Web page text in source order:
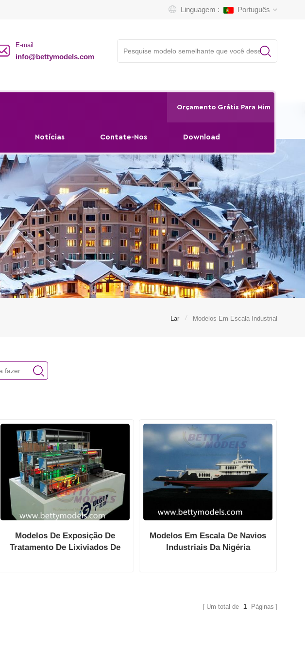
Linguagem : Português
E-mail
info@bettymodels.com
Orçamento Grátis Para Mim
Notícias Contate-Nos Download
Lar / Modelos Em Escala Industrial
Modelos De Exposição De
Tratamento De Lixiviados De
Modelos Em Escala De Navios
Industriais Da Nigéria
Um total de 1 Páginas